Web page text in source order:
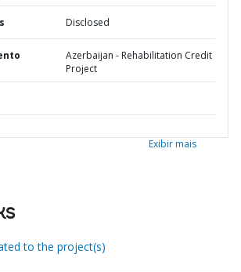
Disclosed
Azerbaijan - Rehabilitation Credit
Project
Exibir mais
to the project(s)